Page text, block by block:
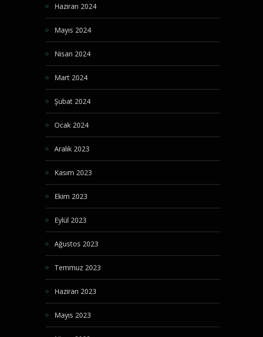
Haziran 2024
Mayıs 2024
Nisan 2024
Mart 2024
Şubat 2024
Ocak 2024
Aralık 2023
Kasım 2023
Ekim 2023
Eylül 2023
Ağustos 2023
Temmuz 2023
Haziran 2023
Mayıs 2023